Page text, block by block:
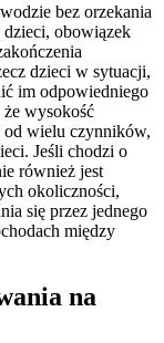
bez orzekania
obowiązek
dzieci w sytuacji,
im odpowiedniego
wysokość
od wielu czynników,
Jeśli chodzi o
również jest
okoliczności,
się przez jednego
między
na